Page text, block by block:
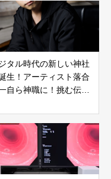
タル時代の新しい神社
生！アーティスト落合
自ら神職に！挑む伝統